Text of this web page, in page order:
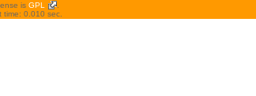
is GPL
time: 0.010 sec.